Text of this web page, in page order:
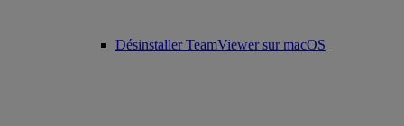
Désinstaller TeamViewer sur macOS